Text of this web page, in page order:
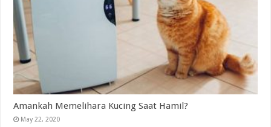
Amankah Memelihara Kucing Saat Hamil?
May 22, 2020